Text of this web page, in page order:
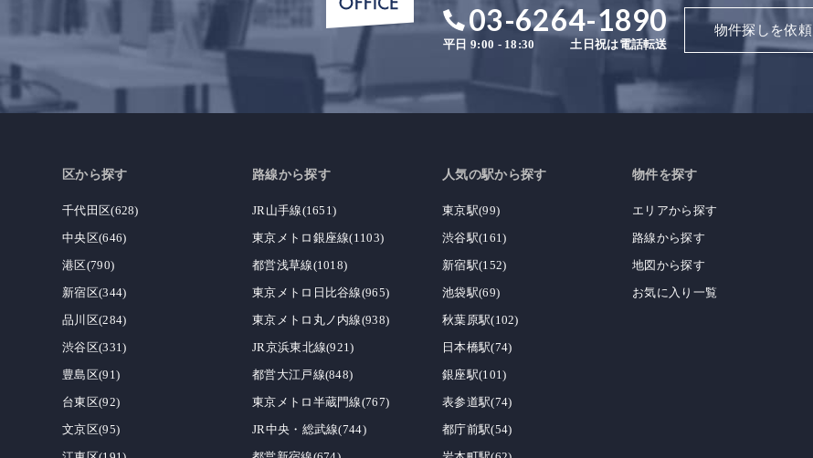
03-6264-1890
平日 9:00 - 18:30 土日祝は電話転送
物件探しを依頼
区から探す
千代田区(628)
中央区(646)
港区(790)
新宿区(344)
品川区(284)
渋谷区(331)
豊島区(91)
台東区(92)
文京区(95)
路線から探す
JR山手線(1651)
東京メトロ銀座線(1103)
都営浅草線(1018)
東京メトロ日比谷線(965)
東京メトロ丸ノ内線(938)
JR京浜東北線(921)
都営大江戸線(848)
東京メトロ半蔵門線(767)
JR中央・総武線(744)
人気の駅から探す
東京駅(99)
渋谷駅(161)
新宿駅(152)
池袋駅(69)
秋葉原駅(102)
日本橋駅(74)
銀座駅(101)
表参道駅(74)
都庁前駅(54)
物件を探す
エリアから探す
路線から探す
地図から探す
お気に入り一覧